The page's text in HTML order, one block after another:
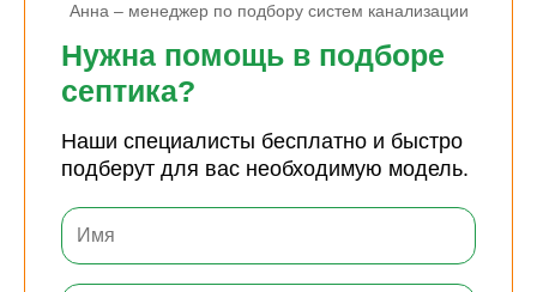
Анна – менеджер по подбору систем канализации
Нужна помощь в подборе
септика?
Наши специалисты бесплатно и быстро
подберут для вас необходимую модель.